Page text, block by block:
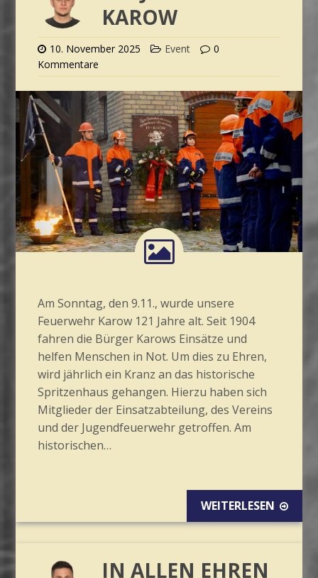
KAROW
10. November 2025 Event
0
Kommentare
Am Sonntag, den 9.11., wurde unsere
Feuerwehr Karow 121 Jahre alt. Seit 1904
fahren die Bürger Karows Einsätze und
helfen Menschen in Not. Um dies zu Ehren,
wird jährlich ein Kranz an das historische
Spritzenhaus gehangen. Hierzu haben sich
Mitglieder der Einsatzabteilung, des Vereins
und der Jugendfeuerwehr getroffen. Am
historischen…
WEITERLESEN
IN ALLEN EHREN